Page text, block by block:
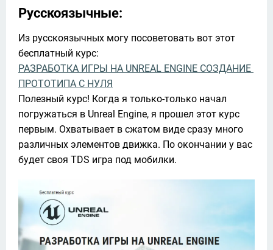
Русскоязычные:
Из русскоязычных могу посоветовать вот этот
РАЗРАБОТКА ИГРЫ НА UNREAL ENGINE СОЗДАНИЕ
ПРОТОТИПА С НУЛЯ
Полезный курс! Когда я только-только начал
погружаться в Unreal Engine, я прошел этот курс
первым. Охватывает в сжатом виде сразу много
различных элементов движка. По окончании у вас
будет своя TDS игра под мобилки.